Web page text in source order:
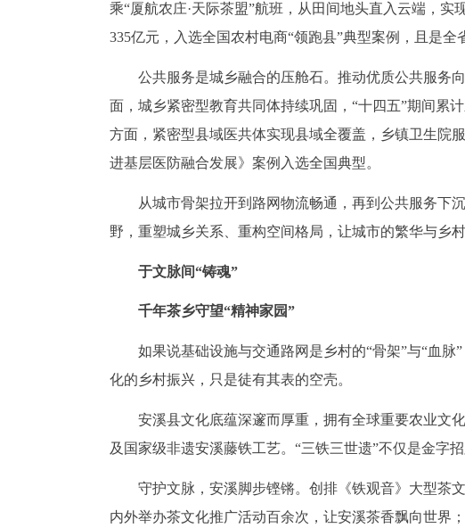
乘“厦航农庄·天际茶盟”航班，从田间地头直入云端，
335亿元，入选全国农村电商“领跑县”典型案例，且是全
公共服务是城乡融合的压舱石。推动优质公共服务
面，城乡紧密型教育共同体持续巩固，“十四五”期间累
方面，紧密型县域医共体实现县域全覆盖，乡镇卫生院
进基层医防融合发展》案例入选全国典型。
从城市骨架拉开到路网物流畅通，再到公共服务下
野，重塑城乡关系、重构空间格局，让城市的繁华与乡
于文脉间“铸魂”
千年茶乡守望“精神家园”
如果说基础设施与交通路网是乡村的“骨架”与“血脉
化的乡村振兴，只是徒有其表的空壳。
安溪县文化底蕴深邃而厚重，拥有全球重要农业文
及国家级非遗安溪藤铁工艺。“三铁三世遗”不仅是金字
守护文脉，安溪脚步铿锵。创排《铁观音》大型茶
内外举办茶文化推广活动百余次，让安溪茶香飘向世界